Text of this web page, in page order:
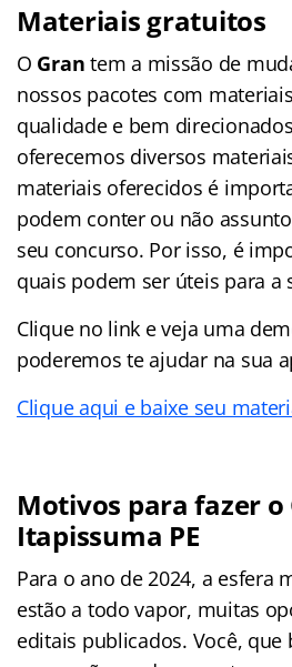
Materiais gratuitos
O Grantem a missão de
nossos pacotes com
qualidade e bem
oferecemos diversos
materiais oferecidos é
podem conter ou não
seu concurso. Por isso, é
quais podem ser úteis para a
Clique no link e veja uma
poderemos te ajudar na sua
Clique aqui e baixe seu
Motivos para fazer o
Itapissuma PE
Para o ano de 2024, a esfera
estão a todo vapor, muitas
editais publicados. Você,